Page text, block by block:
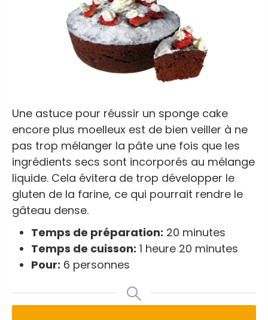
Une astuce pour réussir un sponge cake
encore plus moelleux est de bien veiller à ne
pas trop mélanger la pâte une fois que les
ingrédients secs sont incorporés au mélange
liquide. Cela évitera de trop développer le
gluten de la farine, ce qui pourrait rendre le
gâteau dense.
Temps de préparation: 20 minutes
Temps de cuisson: 1 heure 20 minutes
Pour: 6 personnes